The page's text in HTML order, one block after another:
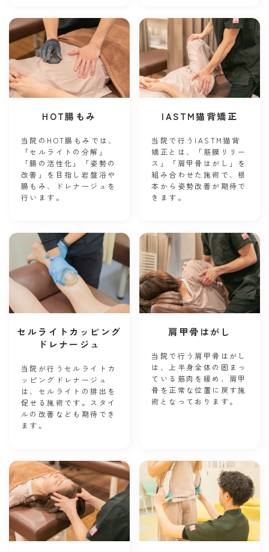
HOT腸もみ
当院のHOT腸もみでは、
「セルライトの分解」
「腸の活性化」「姿勢の
改善」を目指し岩盤浴や
腸もみ、ドレナージュを
行います。
IASTM猫背矯正
当院で行うIASTM猫背
矯正とは、「筋膜リリー
ス」「肩甲骨はがし」を
組み合わせた施術で、根
本から姿勢改善が期待で
きます。
セルライトカッピング
ドレナージュ
当院が行うセルライトカ
ッピングドレナージュ
は、セルライトの排出を
促せる施術です。スタイ
ルの改善なども期待でき
ます。
肩甲骨はがし
当院で行う肩甲骨はがし
は、上半身全体の固まっ
ている筋肉を緩め、肩甲
骨を正常な位置に戻す施
術となっております。